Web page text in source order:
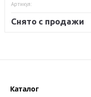
Артикул:
Снято с продажи
Каталог